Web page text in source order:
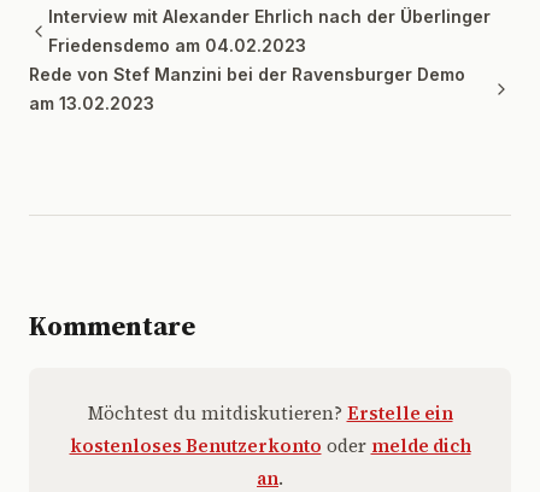
Interview mit Alexander Ehrlich nach der Überlinger
Friedensdemo am 04.02.2023
Rede von Stef Manzini bei der Ravensburger Demo
am 13.02.2023
Kommentare
Möchtest du mitdiskutieren? Erstelle ein
kostenloses Benutzerkonto oder melde dich
an.